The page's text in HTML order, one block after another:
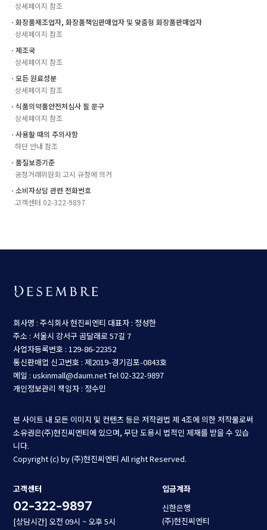
상세페이지 참조
ㆍ화장품제조업자, 화장품책임판매업자 및 맞춤형 화장품판매업자
상세페이지 참조
ㆍ제조국
상세페이지 참조
ㆍ모든 원료성분
상세페이지 참조
ㆍ식품의약품안전처심사 필 문구
상세페이지 참조
ㆍ사용할 때의 주의사항
하단 안내 참조
ㆍ품질보증기준
공정거래위원회 고시 규정에 의거
ㆍ소비자상담 관련 전화번호
고객센터 02-322-9897
회사명 : 주식회사 현진씨엔티 대표자 : 정성한
주소 : 서울시 강서구 곰달래로 57길 7
사업자등록번호 : 129-86-22352
통신판매업 신고번호 : 제2019-경기김포-0843호
메일 : uskinmall@daum.netTel 02-322-9897
개인정보관리 책임자 : 정수민
본 사이트 내 모든 이미지 및 컨텐츠 등은 저작권법 제 4조에 의한 저작물로써
소유권은(주)현진씨엔티에 있으며, 무단 도용시 법적인 제재를 받을 수 있습
니다.
Copyright (c) by (주)현진씨엔티 All right Reserved.
고객센터
02-322-9897
[상담시간] 오전 09시 ~ 오후 5시
입금계좌
신한은행
(주)현진씨엔티